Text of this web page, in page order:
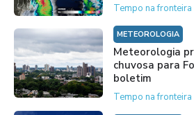
Tempo na fronteira
METEOROLOGIA
Meteorologia
chuvosa para
boletim
Tempo na fronteira